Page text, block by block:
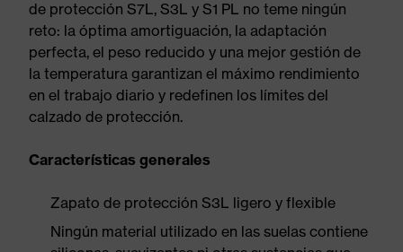
de protección S7L, S3L y S1 PL no teme ningún
reto: la óptima amortiguación, la adaptación
perfecta, el peso reducido y una mejor gestión de
la temperatura garantizan el máximo rendimiento
en el trabajo diario y redefinen los límites del
calzado de protección.
Características generales
Zapato de protección S3L ligero y flexible
Ningún material utilizado en las suelas contiene